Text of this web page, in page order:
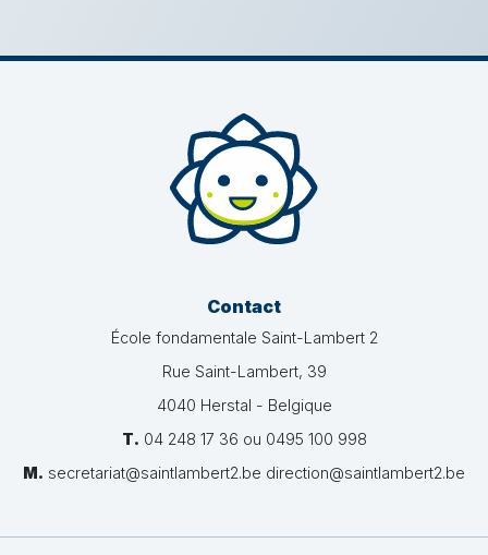
Contact
École fondamentale Saint-Lambert 2
Rue Saint-Lambert, 39
4040 Herstal - Belgique
T. 04 248 17 36 ou 0495 100 998
M. secretariat@saintlambert2.be direction@saintlambert2.be